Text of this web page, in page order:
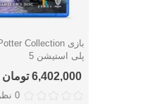
دوست داشتن
پلی استیشن 5
6,402,000 تومان
0 نظر